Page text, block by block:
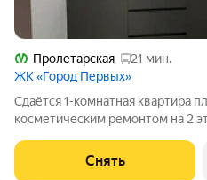
Пролетарская
21 мин.
ЖК «Город Первых»
Сдаётся 1-комнатная квартира
косметическим ремонтом на 2
Холодильник Дом - монолитный,
подъезде 2 лифта - 1 грузовой и 1
Снять